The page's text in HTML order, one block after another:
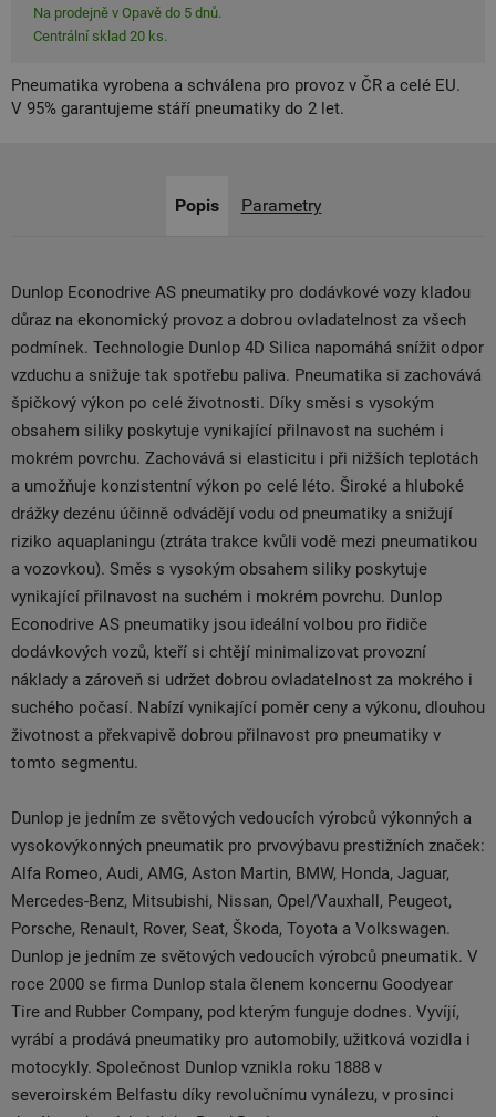
Na prodejně v Opavě do 5 dnů.
Centrální sklad 20 ks.
Pneumatika vyrobena a schválena pro provoz v ČR a celé EU.
V 95% garantujeme stáří pneumatiky do 2 let.
Popis Parametry
Dunlop Econodrive AS pneumatiky pro dodávkové vozy kladou
důraz na ekonomický provoz a dobrou ovladatelnost za všech
podmínek. Technologie Dunlop 4D Silica napomáhá snížit odpor
vzduchu a snižuje tak spotřebu paliva. Pneumatika si zachovává
špičkový výkon po celé životnosti. Díky směsi s vysokým
obsahem siliky poskytuje vynikající přilnavost na suchém i
mokrém povrchu. Zachovává si elasticitu i při nižších teplotách
a umožňuje konzistentní výkon po celé léto. Široké a hluboké
drážky dezénu účinně odvádějí vodu od pneumatiky a snižují
riziko aquaplaningu (ztráta trakce kvůli vodě mezi pneumatikou
a vozovkou). Směs s vysokým obsahem siliky poskytuje
vynikající přilnavost na suchém i mokrém povrchu. Dunlop
Econodrive AS pneumatiky jsou ideální volbou pro řidiče
dodávkových vozů, kteří si chtějí minimalizovat provozní
náklady a zároveň si udržet dobrou ovladatelnost za mokrého i
suchého počasí. Nabízí vynikající poměr ceny a výkonu, dlouhou
životnost a překvapivě dobrou přilnavost pro pneumatiky v
tomto segmentu.
Dunlop je jedním ze světových vedoucích výrobců výkonných a
vysokovýkonných pneumatik pro prvovýbavu prestižních značek:
Alfa Romeo, Audi, AMG, Aston Martin, BMW, Honda, Jaguar,
Mercedes-Benz, Mitsubishi, Nissan, Opel/Vauxhall, Peugeot,
Porsche, Renault, Rover, Seat, Škoda, Toyota a Volkswagen.
Dunlop je jedním ze světových vedoucích výrobců pneumatik. V
roce 2000 se firma Dunlop stala členem koncernu Goodyear
Tire and Rubber Company, pod kterým funguje dodnes. Vyvíjí,
vyrábí a prodává pneumatiky pro automobily, užitková vozidla i
motocykly. Společnost Dunlop vznikla roku 1888 v
severoirském Belfastu díky revolučnímu vynálezu, v prosinci